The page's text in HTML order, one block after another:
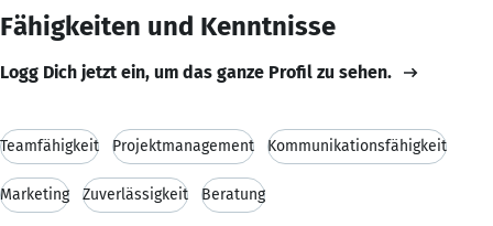
Fähigkeiten und Kenntnisse
Logg Dich jetzt ein, um das ganze Profil zu sehen.
Teamfähigkeit Projektmanagement Kommunikationsfähigkeit
Marketing Zuverlässigkeit Beratung